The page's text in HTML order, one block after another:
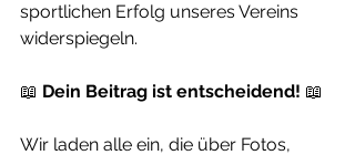
sportlichen Erfolg unseres Vereins
widerspiegeln.
📖 Dein Beitrag ist entscheidend! 📖
Wir laden alle ein, die über Fotos,